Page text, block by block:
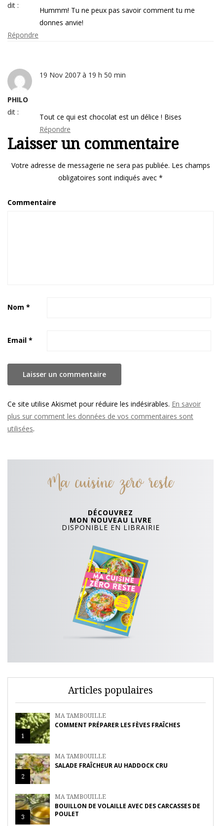
dit :
Hummm! Tu ne peux pas savoir comment tu me
donnes anvie!
Répondre
PHILO
dit :
19 Nov 2007 à 19 h 50 min
Tout ce qui est chocolat est un délice ! Bises
Répondre
Laisser un commentaire
Votre adresse de messagerie ne sera pas publiée. Les champs
obligatoires sont indiqués avec *
Commentaire
Nom *
Email *
Ce site utilise Akismet pour réduire les indésirables. En savoir
plus sur comment les données de vos commentaires sont
utilisées.
Ma cuisine zero reste
DÉCOUVREZ
MON NOUVEAU LIVRE
DISPONIBLE EN LIBRAIRIE
Articles populaires
1
MA TAMBOUILLE
COMMENT PRÉPARER LES FÈVES FRAÎCHES
2
MA TAMBOUILLE
SALADE FRAÎCHEUR AU HADDOCK CRU
3
MA TAMBOUILLE
BOUILLON DE VOLAILLE AVEC DES CARCASSES DE
POULET